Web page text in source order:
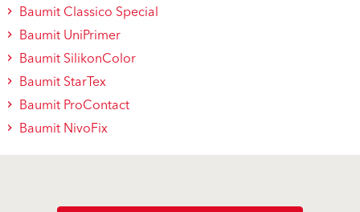
Baumit Classico Special
Baumit UniPrimer
Baumit SilikonColor
Baumit StarTex
Baumit ProContact
Baumit NivoFix